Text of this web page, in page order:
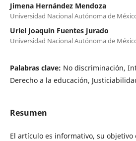
Jimena Hernández Mendoza
Universidad Nacional Autónoma de
Uriel Joaquín Fuentes Jurado
Universidad Nacional Autónoma de
Palabras clave: No discriminación,
Derecho a la educación,
Resumen
El artículo es informativo, su objetivo